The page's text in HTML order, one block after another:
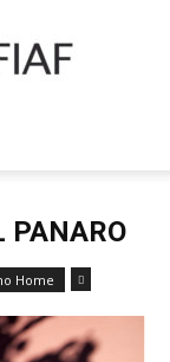
PANARO
Home